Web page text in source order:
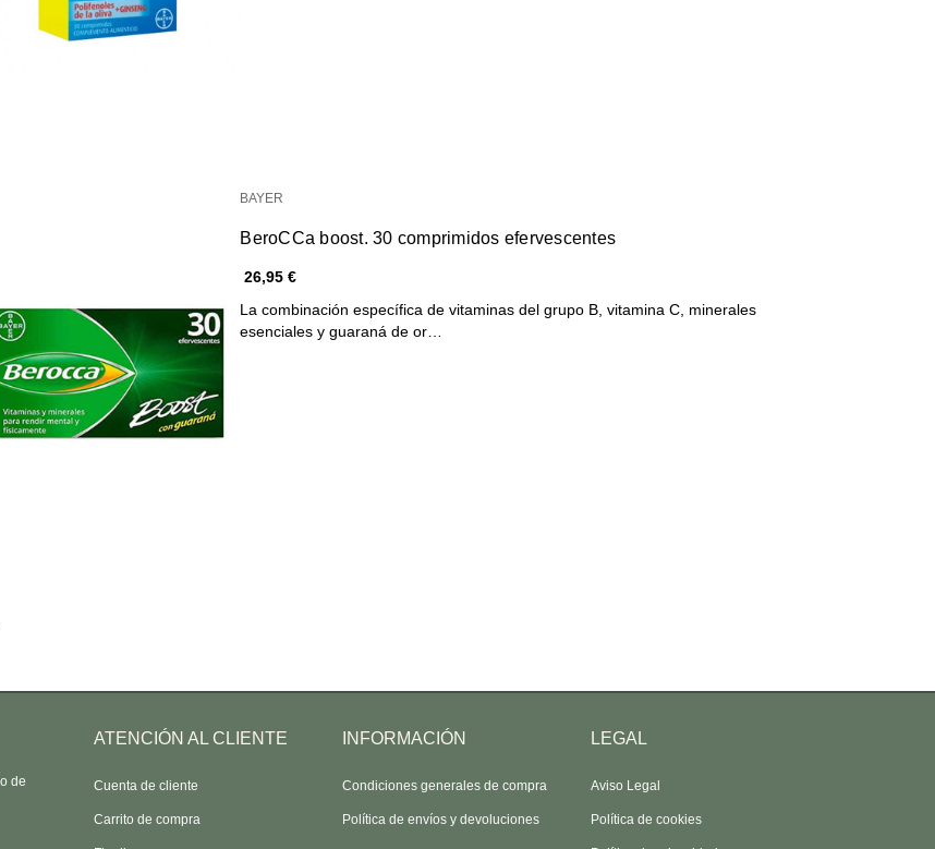
BAYER
BeroCCa boost. 30 comprimidos efervescentes
26,95 €
La combinación específica de vitaminas del grupo B, vitamina C, minerales
esenciales y guaraná de or…
de
ATENCIÓN AL CLIENTE
Cuenta de cliente
Carrito de compra
INFORMACIÓN
Condiciones generales de compra
Política de envíos y devoluciones
LEGAL
Aviso Legal
Política de cookies